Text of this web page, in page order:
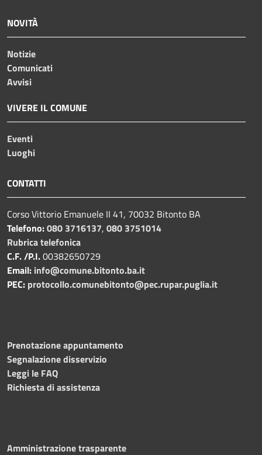
NOVITÀ
Notizie
Comunicati
Avvisi
VIVERE IL COMUNE
Eventi
Luoghi
CONTATTI
Corso Vittorio Emanuele II 41, 70032 Bitonto BA
Telefono:080 3716137, 080 3751014
Rubrica telefonica
C.F. /P.I.00382650729
Email: info@comune.bitonto.ba.it
PEC: protocollo.comunebitonto@pec.rupar.puglia.it
Prenotazione appuntamento
Segnalazione disservizio
Leggi le FAQ
Richiesta di assistenza
Amministrazione trasparente